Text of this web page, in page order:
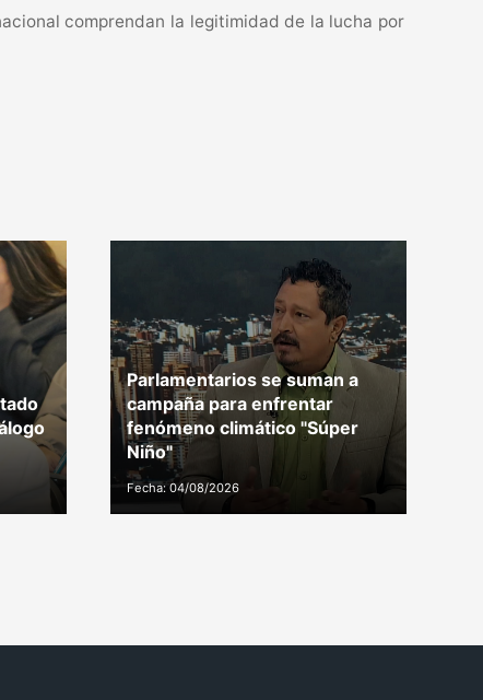
comprendan la legitimidad de la lucha por
Parlamentarios se suman a
campaña para enfrentar
fenómeno climático "Súper
Niño"
Fecha: 04/08/2026